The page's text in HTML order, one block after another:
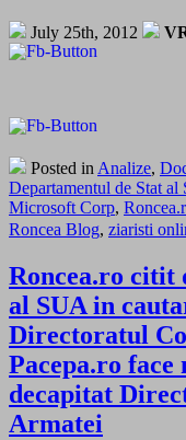
July 25th, 2012
Posted in Analize,
Departamentul de Stat al
Microsoft Corp,
Roncea Blog, ziaristi
Roncea.ro citit
al SUA in
Directoratul
Pacepa.ro
decapitat
Armatei